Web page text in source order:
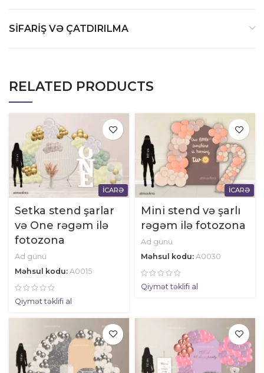
SIFARIŞ VƏ ÇATDIRILMA
RELATED PRODUCTS
İCARƏ
Setka stend şarlar
və One rəgəm ilə
fotozona
Ad günü
Məhsul kodu: A0015
Qiymət təklifi al
İCARƏ
Mini stend və şarlı
rəgəm ilə fotozona
Ad günü
Məhsul kodu: A0030
Qiymət təklifi al